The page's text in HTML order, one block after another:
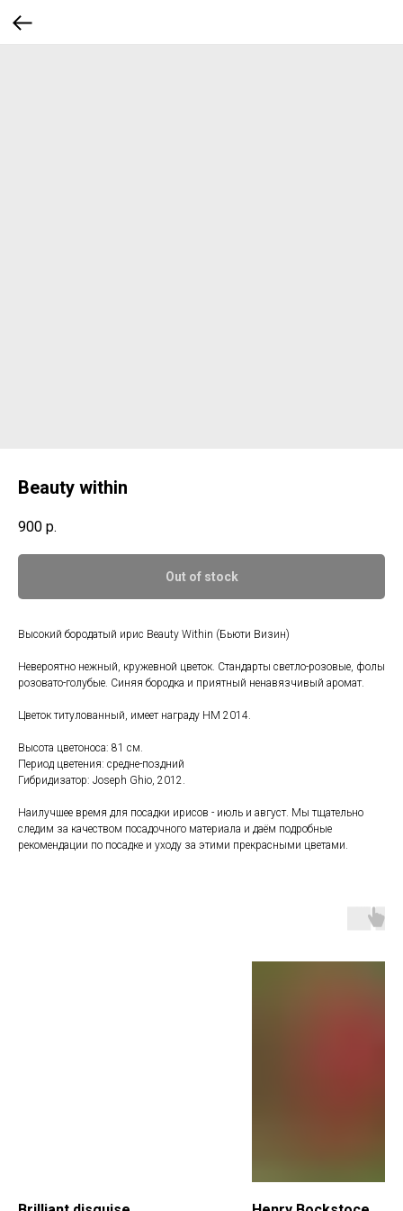
Beauty within
900 р.
Out of stock
Высокий бородатый ирис Beauty Within (Бьюти Визин)
Невероятно нежный, кружевной цветок. Стандарты светло-розовые, фолы
розовато-голубые. Синяя бородка и приятный ненавязчивый аромат.
Цветок титулованный, имеет награду HM 2014.
Высота цветоноса: 81 см.
Период цветения: средне-поздний
Гибридизатор: Joseph Ghio, 2012.
Наилучшее время для посадки ирисов - июль и август. Мы тщательно
следим за качеством посадочного материала и даём подробные
рекомендации по посадке и уходу за этими прекрасными цветами.